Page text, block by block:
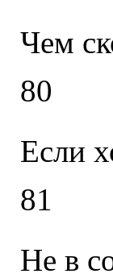
Чем
80
Если
81
Не в